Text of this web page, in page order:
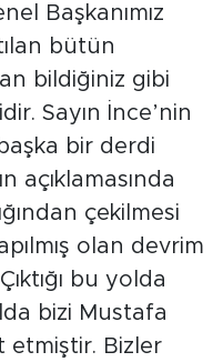
Başkanımız
bütün
bildiğiniz gibi
Sayın İnce’nin
bir derdi
açıklamasında
çekilmesi
olan devrim
bu yolda
bizi Mustafa
etmiştir. Bizler